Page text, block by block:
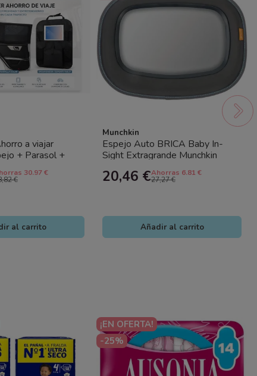
a viajar
+ Parasol +
30.97 €
€
al carrito
Munchkin
Espejo Auto BRICA Baby In-
Sight Extragrande Munchkin
20,46 €Ahorras 6.81 €
27,27 €
Añadir al carrito
¡EN OFERTA!
-25%